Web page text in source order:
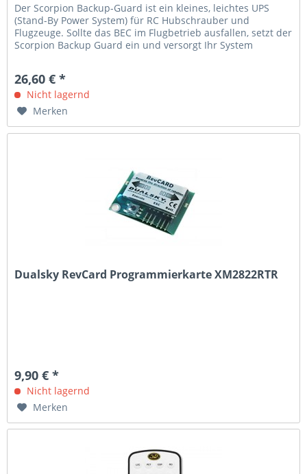
Der Scorpion Backup-Guard ist ein kleines, leichtes UPS
(Stand-By Power System) für RC Hubschrauber und
Flugzeuge. Sollte das BEC im Flugbetrieb ausfallen, setzt der
Scorpion Backup Guard ein und versorgt Ihr System
26,60 € *
Nicht lagernd
Merken
Dualsky RevCard Programmierkarte XM2822RTR
9,90 € *
Nicht lagernd
Merken